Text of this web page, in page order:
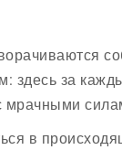
здесь за
мрачными
в